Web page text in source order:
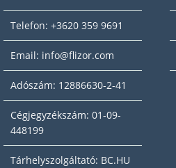
Telefon: +3620 359 9691
Email: info@flizor.com
Adószám: 12886630-2-41
Cégjegyzékszám: 01-09-
448199
Tárhelyszolgáltató: BC.HU